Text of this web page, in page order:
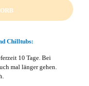
Chilltubs:
10 Tage. Bei
mal länger gehen.